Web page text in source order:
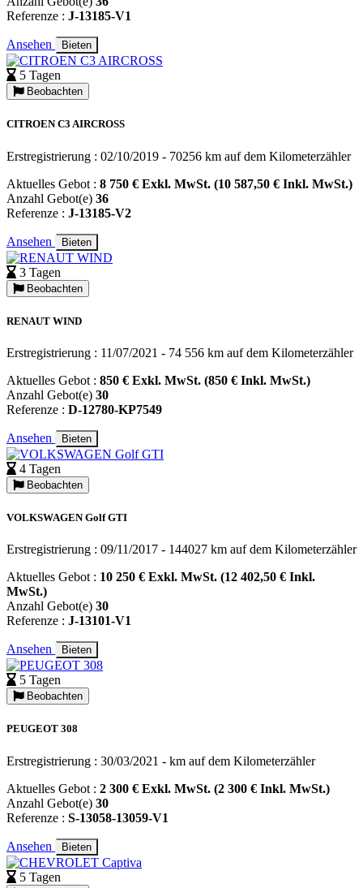
Referenze : J-13185-V1
Ansehen Bieten
5 Tagen
Beobachten
CITROEN C3 AIRCROSS
Erstregistrierung : 02/10/2019 - 70256 km auf dem Kilometerzähler
Aktuelles Gebot : 8 750 € Exkl. MwSt. (10 587,50 € Inkl. MwSt.)
Anzahl Gebot(e) 36
Referenze : J-13185-V2
Ansehen Bieten
3 Tagen
Beobachten
RENAUT WIND
Erstregistrierung : 11/07/2021 - 74 556 km auf dem Kilometerzähler
Aktuelles Gebot : 850 € Exkl. MwSt. (850 € Inkl. MwSt.)
Anzahl Gebot(e) 30
Referenze : D-12780-KP7549
Ansehen Bieten
4 Tagen
Beobachten
VOLKSWAGEN Golf GTI
Erstregistrierung : 09/11/2017 - 144027 km auf dem Kilometerzähler
Aktuelles Gebot : 10 250 € Exkl. MwSt. (12 402,50 € Inkl.
MwSt.)
Anzahl Gebot(e) 30
Referenze : J-13101-V1
Ansehen Bieten
5 Tagen
Beobachten
PEUGEOT 308
Erstregistrierung : 30/03/2021 - km auf dem Kilometerzähler
Aktuelles Gebot : 2 300 € Exkl. MwSt. (2 300 € Inkl. MwSt.)
Anzahl Gebot(e) 30
Referenze : S-13058-13059-V1
Ansehen Bieten
5 Tagen